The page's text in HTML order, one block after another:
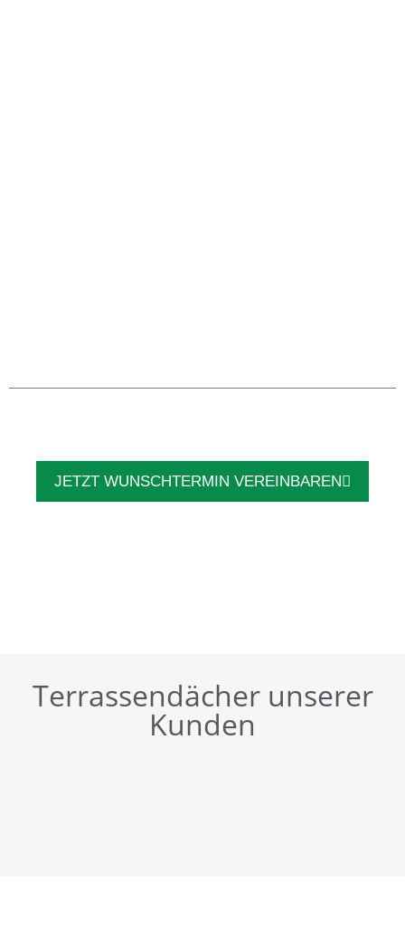
JETZT WUNSCHTERMIN VEREINBAREN
Terrassendächer unserer
Kunden